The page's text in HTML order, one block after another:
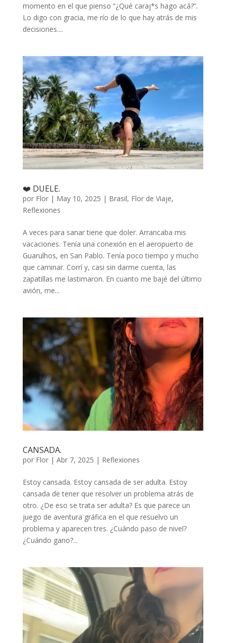
momento en el que pienso “¿Qué caraj*s hago acá?”.
Lo digo con gracia, me río de lo que hay atrás de mis
decisiones....
❤️‍ DUELE.
por Flor| May 10, 2025 | Brasil, Flor de Viaje,
Reflexiones
A veces para sanar tiene que doler. Arrancaba mis
vacaciones. Tenía una conexión en el aeropuerto de
Guarulhos, en San Pablo. Tenía poco tiempo y mucho
que caminar. Corrí y, casi sin darme cuenta, las
zapatillas me lastimaron. En cuanto me bajé del último
avión, me...
CANSADA.
por Flor| Abr 7, 2025 | Reflexiones
Estoy cansada. Estoy cansada de ser adulta. Estoy
cansada de tener que resolver un problema atrás de
otro. ¿De eso se trata ser adulta? Es que parece un
juego de aventura gráfica en el que resuelvo un
problema y aparecen tres. ¿Cuándo paso de nivel?
¿Cuándo gano?...